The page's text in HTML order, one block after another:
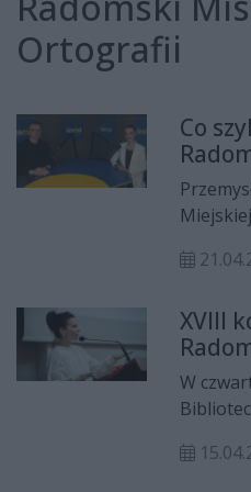
Ortografii
Co
Rekord
Mistrzu
XVIII
W
edycja